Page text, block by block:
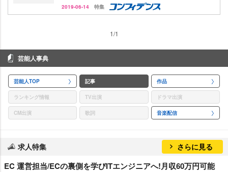
2019-06-14 特集
1/1
芸能人事典
芸能人TOP 記事 作品
ランキング情報 TV出演 ドラマ出演
CM出演 歌詞 音楽配信
求人特集 さらに見る
EC 運営担当/ECの裏側を学びITエンジニアへ!月収60万円可能